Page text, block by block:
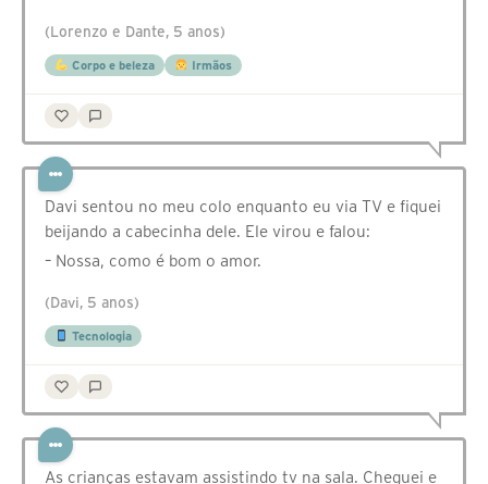
(Lorenzo e Dante, 5 anos)
Corpo e beleza Irmãos
Davi sentou no meu colo enquanto eu via TV e fiquei
beijando a cabecinha dele. Ele virou e falou:
– Nossa, como é bom o amor.
(Davi, 5 anos)
Tecnologia
As crianças estavam assistindo tv na sala. Cheguei e